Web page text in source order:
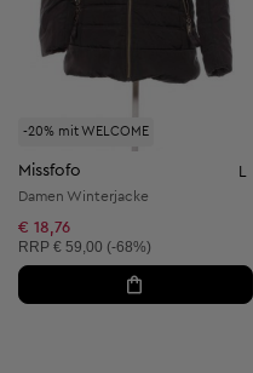
-20% mit WELCOME
Missfofo
Damen Winterjacke
€ 18,76
Unverbindliche Preisempfehlung:
RRP € 59,00 (-68%)